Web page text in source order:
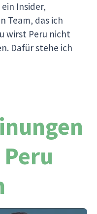
Insider,
Team, das ich
wirst Peru nicht
Dafür stehe ich